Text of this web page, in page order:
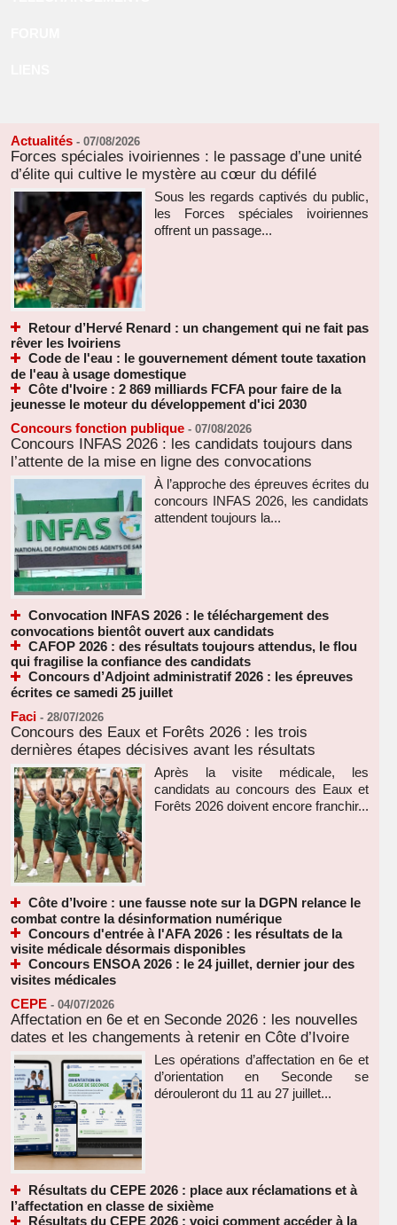
Actualités - 07/08/2026
Forces spéciales ivoiriennes : le passage d’une unité
d’élite qui cultive le mystère au cœur du défilé
Sous les regards captivés du public,
les Forces spéciales ivoiriennes
offrent un passage...
Retour d’Hervé Renard : un changement qui ne fait pas
rêver les Ivoiriens
Code de l'eau : le gouvernement dément toute taxation
de l'eau à usage domestique
Côte d'Ivoire : 2 869 milliards FCFA pour faire de la
jeunesse le moteur du développement d'ici 2030
Concours fonction publique - 07/08/2026
Concours INFAS 2026 : les candidats toujours dans
l’attente de la mise en ligne des convocations
À l’approche des épreuves écrites du
concours INFAS 2026, les candidats
attendent toujours la...
Convocation INFAS 2026 : le téléchargement des
convocations bientôt ouvert aux candidats
CAFOP 2026 : des résultats toujours attendus, le flou
qui fragilise la confiance des candidats
Concours d’Adjoint administratif 2026 : les épreuves
écrites ce samedi 25 juillet
Faci - 28/07/2026
Concours des Eaux et Forêts 2026 : les trois
dernières étapes décisives avant les résultats
Après la visite médicale, les
candidats au concours des Eaux et
Forêts 2026 doivent encore franchir...
Côte d’Ivoire : une fausse note sur la DGPN relance le
combat contre la désinformation numérique
Concours d'entrée à l'AFA 2026 : les résultats de la
visite médicale désormais disponibles
Concours ENSOA 2026 : le 24 juillet, dernier jour des
visites médicales
CEPE - 04/07/2026
Affectation en 6e et en Seconde 2026 : les nouvelles
dates et les changements à retenir en Côte d’Ivoire
Les opérations d’affectation en 6e et
d’orientation en Seconde se
dérouleront du 11 au 27 juillet...
Résultats du CEPE 2026 : place aux réclamations et à
l’affectation en classe de sixième
Résultats du CEPE 2026 : voici comment accéder à la